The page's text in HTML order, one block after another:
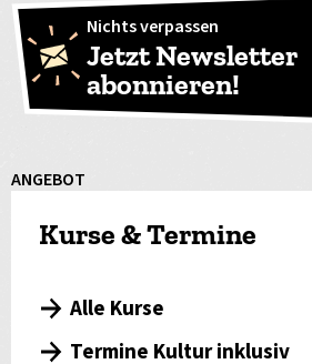
Nichts verpassen
Jetzt Newsletter
abonnieren!
ANGEBOT
Kurse & Termine
Alle Kurse
Termine Kultur inklusiv